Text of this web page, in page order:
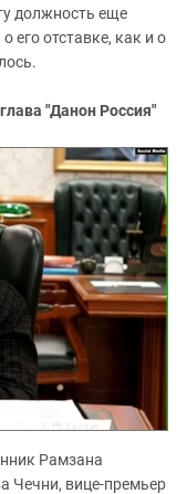
должность еще
его отставке, как и о
"Данон Россия"
Рамзана
Чечни, вице-премьер